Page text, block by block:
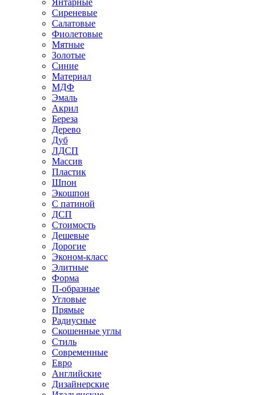
Янтарные
Сиреневые
Салатовые
Фиолетовые
Мятные
Золотые
Синие
Материал
МДФ
Эмаль
Акрил
Береза
Дерево
Дуб
ЛДСП
Массив
Пластик
Шпон
Экошпон
С патиной
ДСП
Стоимость
Дешевые
Дорогие
Эконом-класс
Элитные
Форма
П-образные
Угловые
Прямые
Радиусные
Скошенные углы
Стиль
Современные
Евро
Английские
Дизайнерские